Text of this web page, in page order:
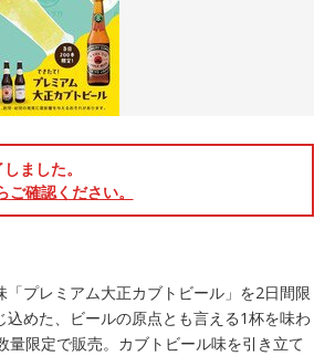
ました。
確認ください。
プレミアム大正カブトビール」を2日間限
めた、ビールの原点とも言える1杯を味わ
限定で販売。カブトビール味を引き立て